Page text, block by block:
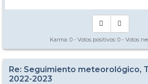
Karma: 0 - Votos positivos: 0 - Votos
Re: Seguimiento meteorológico,
2022-2023